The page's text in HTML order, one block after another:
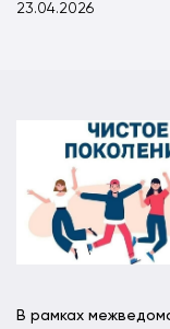
23.04.2026
В рамках